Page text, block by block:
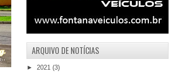
ARQUIVO DE NOTÍCIAS
► 2021 (3)